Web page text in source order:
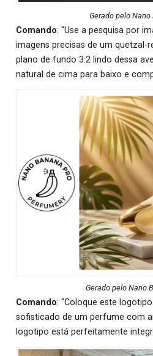
Gerado pelo Nano
Comando: "Use a pesquisa por
imagens precisas de um quetzal-
plano de fundo 3:2 lindo dessa
natural de cima para baixo e
Gerado pelo Nano
Comando: "Coloque este
sofisticado de um perfume com
logotipo está perfeitamente